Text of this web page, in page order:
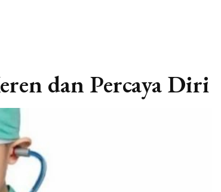
dan Percaya Diri